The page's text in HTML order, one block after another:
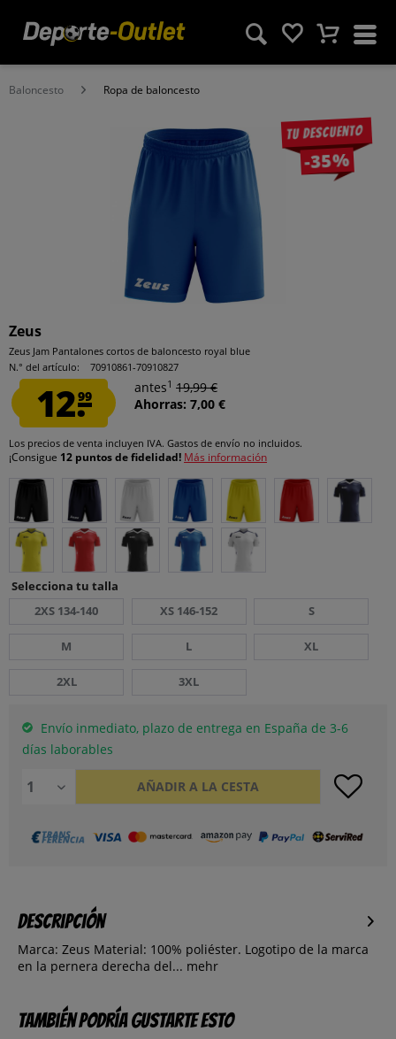
Baloncesto Ropa de baloncesto
Tu descuento
-35%
Zeus
Zeus Jam Pantalones cortos de baloncesto royal blue
N.° del artículo:
70910861-70910827
12.99
antes1 19,99 €
Ahorras: 7,00 €
Los precios de venta incluyen IVA. Gastos de envío no incluidos.
¡Consigue 12 puntos de fidelidad! Más información
Selecciona tu talla
2XS 134-140
XS 146-152 S
M L XL
2XL 3XL
Envío inmediato, plazo de entrega en España de 3-6
días laborables
AÑADIR A LA CESTA
Descripción
Marca: Zeus Material: 100% poliéster. Logotipo de la marca
en la pernera derecha del... mehr
También podría gustarte esto